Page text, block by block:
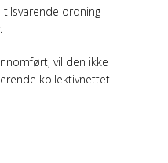
ordning
vil den ikke
kollektivnettet.